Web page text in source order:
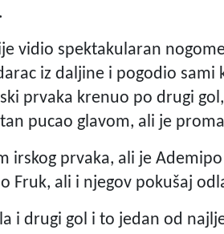
vidio spektakularan
iz daljine i pogodio sami
prvaka krenuo po drugi
pucao glavom, ali je
irskog prvaka, ali je
Fruk, ali i njegov pokušaj
i drugi gol i to jedan od